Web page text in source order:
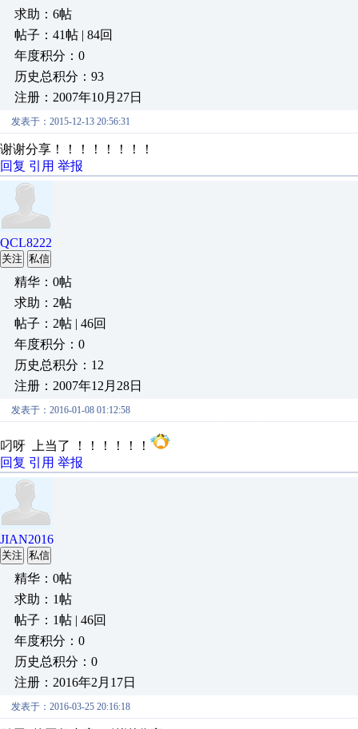
求助：6帖
帖子：41帖 | 84回
年度积分：0
历史总积分：93
注册：2007年10月27日
发表于：2015-12-13 20:56:31
谢谢分享！！！！！！！！
回复 引用 举报
QCL8222
关注 私信
精华：0帖
求助：2帖
帖子：2帖 | 46回
年度积分：0
历史总积分：12
注册：2007年12月28日
发表于：2016-01-08 01:12:58
叼呀 上当了 ！！！！！！
回复 引用 举报
JIAN2016
关注 私信
精华：0帖
求助：1帖
帖子：1帖 | 46回
年度积分：0
历史总积分：0
注册：2016年2月17日
发表于：2016-03-25 20:16:18